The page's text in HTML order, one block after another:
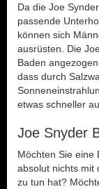
Da die Joe
passende
können sich
ausrüsten. Die
Baden
dass durch
etwas schneller
Joe Snyder
Möchten Sie eine
absolut nichts mit
zu tun hat?